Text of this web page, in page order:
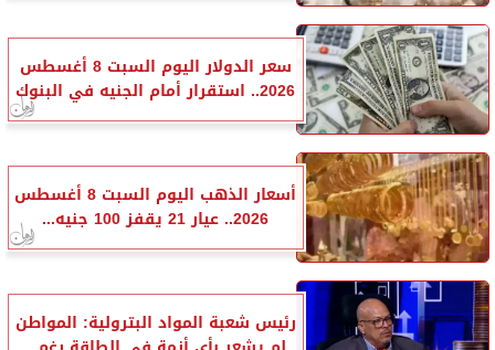
سعر الدولار اليوم السبت 8 أغسطس
2026.. استقرار أمام الجنيه في البنوك
أسعار الذهب اليوم السبت 8 أغسطس
2026.. عيار 21 يقفز 100 جنيه...
رئيس شعبة المواد البترولية: المواطن